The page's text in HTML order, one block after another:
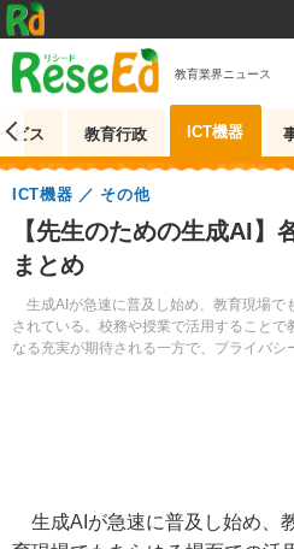
教育業界ニュース
ビス 教育行政 ICT機器
【先生のための生成AI】
まとめ
生成AIが急速に普及し始め、教育現場で
されている。校務や授業で活用することで
なる充実が期待される一方で、プライバ
ICT機器 その他
生成AIが急速に普及し始め、